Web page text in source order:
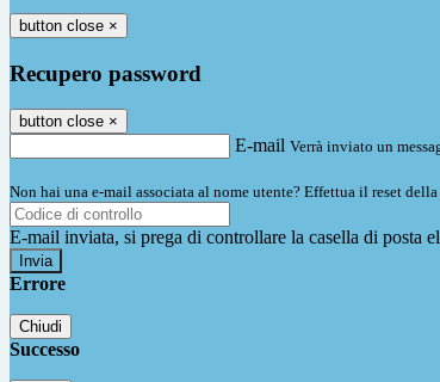
button close ×
Recupero password
button close ×
E-mail Verrà inviato un
Non hai una e-mail associata al nome utente? Effettua il reset
E-mail inviata, si prega di controllare la casella di posta
Errore
Chiudi
Successo